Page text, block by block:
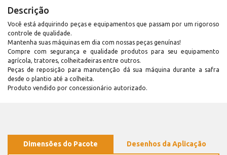
Descrição
Você está adquirindo peças e equipamentos que passam por um rigoroso
controle de qualidade.
Mantenha suas máquinas em dia com nossas peças genuínas!
Compre com segurança e qualidade produtos para seu equipamento
agrícola, tratores, colheitadeiras entre outros.
Peças de reposição para manutenção dá sua máquina durante a safra
desde o plantio até a colheita.
Produto vendido por concessionário autorizado.
Dimensões do Pacote Desenhos da Aplicação